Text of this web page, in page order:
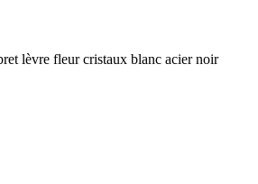
lèvre fleur cristaux blanc acier noir